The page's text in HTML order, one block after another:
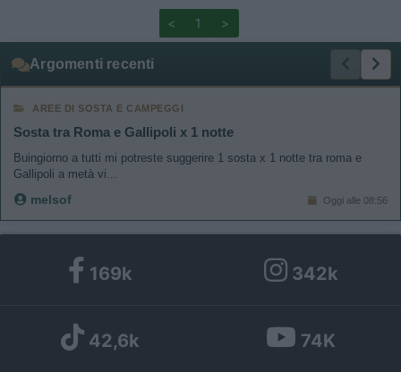
< 1 >
Argomenti recenti
AREE DI SOSTA E CAMPEGGI
Sosta tra Roma e Gallipoli x 1 notte
Buingiorno a tutti mi potreste suggerire 1 sosta x 1 notte tra roma e
Gallipoli a metà vi...
melsof Oggi alle 08:56
169k 342k
42,6k 74K